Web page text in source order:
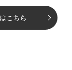
こちら